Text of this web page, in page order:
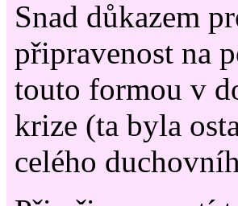
Snad důkazem
připravenost na
touto formou v
krize (ta byla
celého